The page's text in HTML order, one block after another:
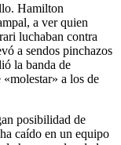
Hamilton
a ver quien
luchaban contra
a sendos pinchazos
la banda de
a los de
posibilidad de
ha caído en un equipo